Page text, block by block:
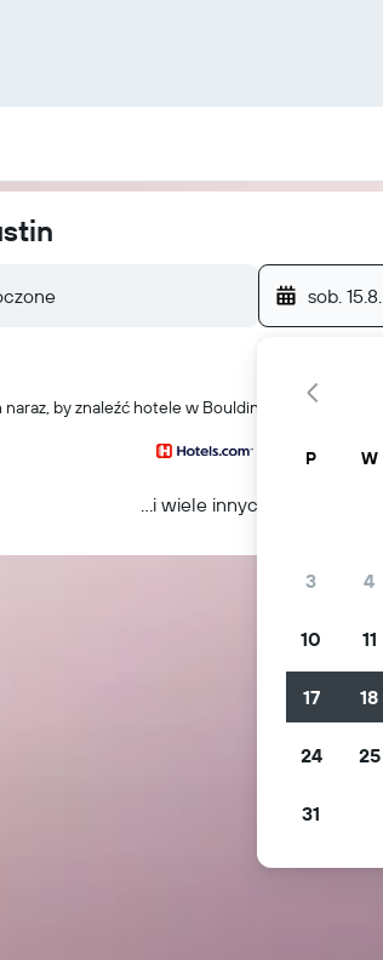
sob. 15.8.
by znaleźć hotele w Bouldin Creek
...i wiele innych
P W
3 4
10 11
17 18
24 25
31